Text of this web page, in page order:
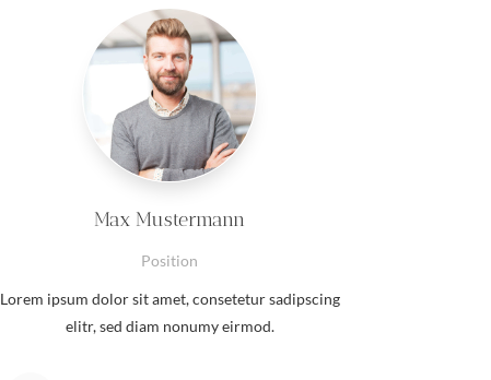
Max Mustermann
Position
Lorem ipsum dolor sit amet, consetetur sadipscing
elitr, sed diam nonumy eirmod.